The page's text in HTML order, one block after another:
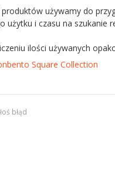
używamy do
i czasu na szukanie
ilości używanych
Square Collection
błąd